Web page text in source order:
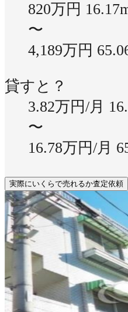
820万円
〜
4,189万円
貸すと？
3.82万円/月
〜
16.78万円/月
実際にいくらで売れるか査定依頼